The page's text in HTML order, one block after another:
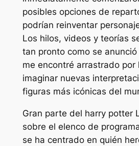
posibles opciones de
podrían reinventar
Los hilos, videos y teorías
tan pronto como se
me encontré arrastrado por
imaginar nuevas
figuras más icónicas del
Gran parte del harry potter
sobre el elenco de
se ha centrado en quién